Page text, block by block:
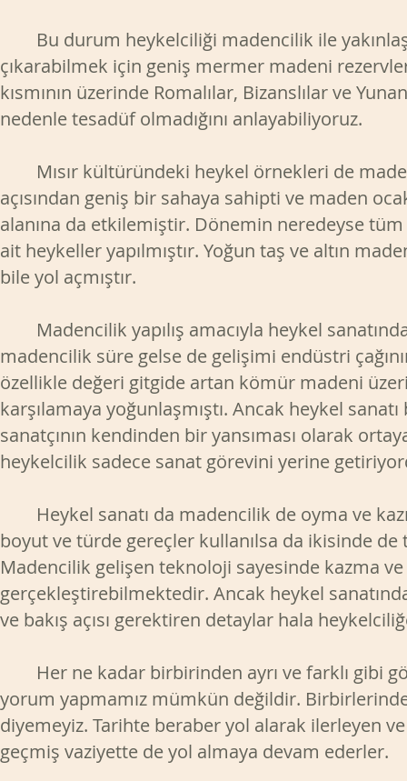
Bu durum heykelciliği madencilik ile
çıkarabilmek için geniş mermer madeni
kısmının üzerinde Romalılar, Bizanslılar ve
nedenle tesadüf olmadığını anlayabiliyoruz.
Mısır kültüründeki heykel örnekleri de
açısından geniş bir sahaya sahipti ve maden
alanına da etkilemiştir. Dönemin neredeyse
ait heykeller yapılmıştır. Yoğun taş ve altın
bile yol açmıştır.
Madencilik yapılış amacıyla heykel
madencilik süre gelse de gelişimi endüstri
özellikle değeri gitgide artan kömür madeni
karşılamaya yoğunlaşmıştı. Ancak heykel
sanatçının kendinden bir yansıması olarak
heykelcilik sadece sanat görevini yerine
Heykel sanatı da madencilik de oyma ve
boyut ve türde gereçler kullanılsa da ikisinde
Madencilik gelişen teknoloji sayesinde kazma
gerçekleştirebilmektedir. Ancak heykel
ve bakış açısı gerektiren detaylar hala
Her ne kadar birbirinden ayrı ve farklı gibi
yorum yapmamız mümkün değildir.
diyemeyiz. Tarihte beraber yol alarak ilerleyen
geçmiş vaziyette de yol almaya devam ederler.